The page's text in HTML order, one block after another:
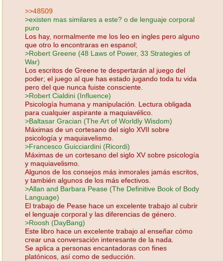
>>48509
>existen mas similares a este? o de lenguaje corporal
puro
Los hay, normalmente me los leo en ingles pero alguno
que otro lo encontraras en espanol;
>Robert Greene (48 Laws of Power, 33 Strategies of
War)
Los escritos de Greene te despertarán al juego del
poder; el juego al que has estado jugando toda tu vida
pero del que nunca fuiste consciente.
>Robert Cialdini (Influence)
Psicología humana y manipulación. Lectura obligada
para cualquier aspirante a maquiavélico.
>Baltasar Gracian (The Art of Worldly Wisdom)
Máximas de un cortesano del siglo XVII sobre
psicología y maquiavelismo.
>Francesco Guicciardini (Ricordi)
Máximas de un cortesano del siglo XV sobre psicología
y maquiavelismo.
Algunos de los consejos más inmorales jamás escritos,
y también algunos de los más efectivos.
>Allan and Barbara Pease (The Definitive Book of Body
Language)
El trabajo de Pease hace un excelente trabajo al cubrir
el lenguaje corporal y las diferencias de género.
>Roosh (DayBang)
Este libro hace un excelente trabajo al enseñar cómo
crear una conversación interesante de la nada.
Se aplica a personas encantadoras con fines
platónicos, así como de seducción.